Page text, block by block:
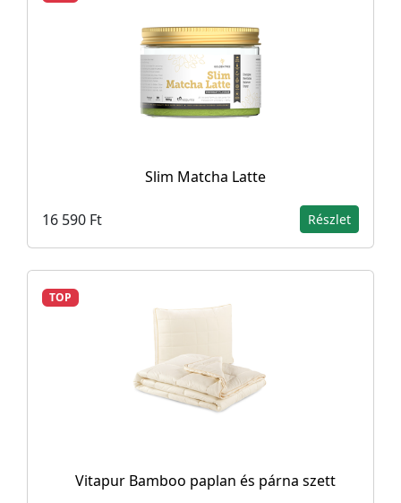
Slim Matcha Latte
16 590 Ft Részlet
TOP
Vitapur Bamboo paplan és párna szett